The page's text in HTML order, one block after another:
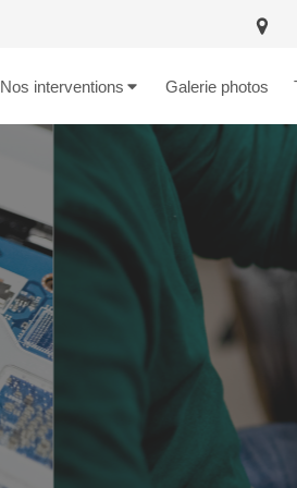
Nos interventions Galerie photos
La réparation
votre machine, sans
somme importante pour
De plus, en ayant votre
de l’analyser pour
améliorations